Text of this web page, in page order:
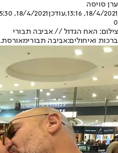
ערן סויסה
18/4/2021, 13:16
,עודכן18/4/2021, 15:30
0
צילום: האח הגדול // אביבה תבורי
ברכות ואיחולים:אביבה תבורימאורסת.